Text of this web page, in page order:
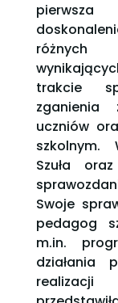
różnych
trakcie
zganienia
uczniów
szkolnym.
Szuła
Swoje
pedagog
m.in.
działania